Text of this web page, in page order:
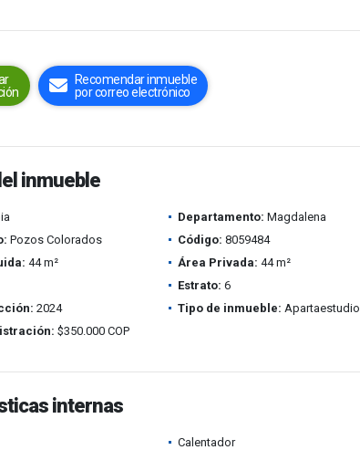
Recomendar inmueble
por correo electrónico
inmueble
Departamento: Magdalena
Pozos Colorados Código: 8059484
44 m² Área Privada: 44 m²
Estrato: 6
2024 Tipo de inmueble: Apartaestudio
$350.000 COP
internas
Calentador